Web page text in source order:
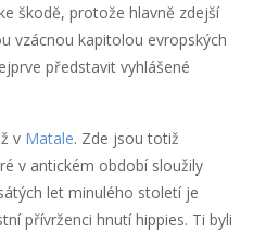
škodě, protože hlavně zdejší
vzácnou kapitolou evropských
představit vyhlášené
v Matale. Zde jsou totiž
v antickém období sloužily
let minulého století je
přívrženci hnutí hippies. Ti byli